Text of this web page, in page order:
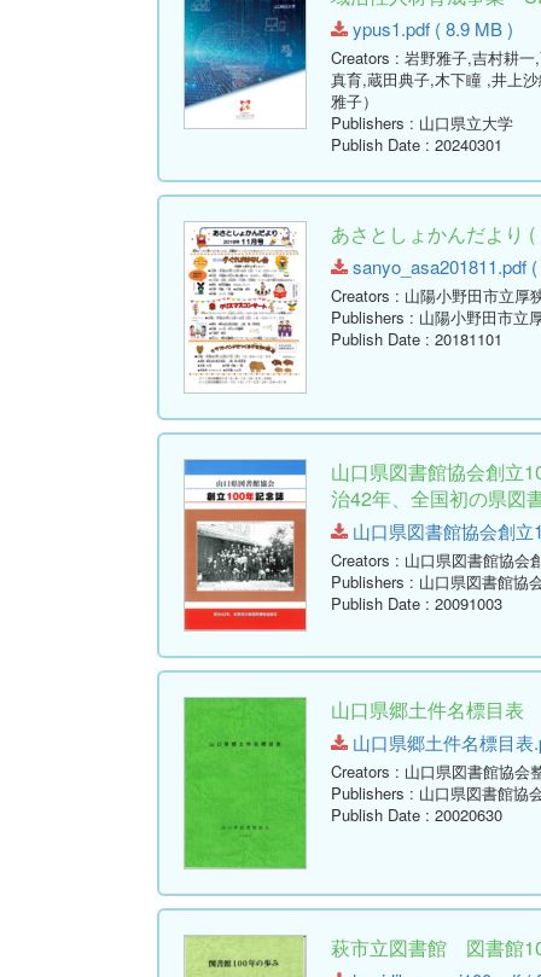
ypus1.pdf ( 8.9 MB )
Creators : 岩野雅子,吉村耕
真育,蔵田典子,木下瞳 ,井上
雅子）
Publishers : 山口県立大学
Publish Date : 20240301
あさとしょかんだより
sanyo_asa201811.pdf
Creators : 山陽小野田市立厚
Publishers : 山陽小野田市立
Publish Date : 20181101
山口県図書館協会創立
治42年、全国初の県図
山口県図書館協会創立
Creators : 山口県図書館協会
Publishers : 山口県図書館協
Publish Date : 20091003
山口県郷土件名標目表
山口県郷土件名標目表
Creators : 山口県図書館協会
Publishers : 山口県図書館協
Publish Date : 20020630
萩市立図書館 図書館